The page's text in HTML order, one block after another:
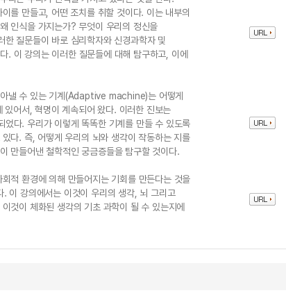
를 만들고, 어떤 조치를 취할 것이다. 이는 내부의
인식을 가지는가? 무엇이 우리의 정신을
질문들이 바로 심리학자와 신경과학자 및
. 이 강의는 이러한 질문들에 대해 탐구하고, 이에
낼 수 있는 기계(Adaptive machine)는 어떻게
어서, 혁명이 계속되어 왔다. 이러한 진보는
다. 우리가 이렇게 똑똑한 기계를 만들 수 있도록
다. 즉, 어떻게 우리의 뇌와 생각이 작동하는 지를
만들어낸 철학적인 궁금증들을 탐구할 것이다.
적 환경에 의해 만들어지는 기회를 만든다는 것을
이 강의에서는 이것이 우리의 생각, 뇌 그리고
것이 체화된 생각의 기초 과학이 될 수 있는지에